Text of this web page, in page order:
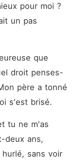
pour moi ?
un pas
que
droit penses-
père a tonné
s'est brisé.
tu ne m'as
deux ans,
sans voir